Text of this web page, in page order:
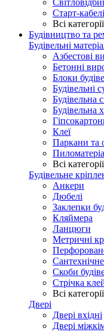
Старт-кабелі
Всі
Будівництво та
Будівельні
Азбестові
Бетонні
Блоки
Будівельні
Будівельна
Будівельна
Клеї
Паркани та
Всі
Будівельне
Анкери
Дюбелі
Заклепки
Кляймера
Ланцюги
Метричні
Скоби
Стрічка
Всі
Двері
Двері вхідні
Двері